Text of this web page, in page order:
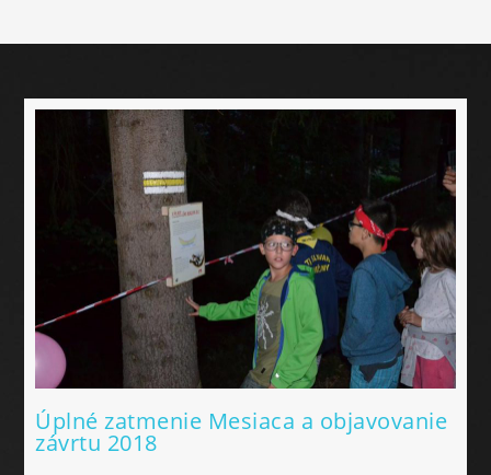
Úplné zatmenie Mesiaca a objavovanie
závrtu 2018